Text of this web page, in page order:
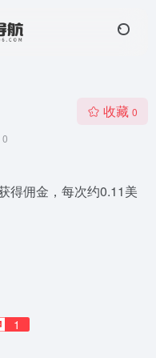
0
收藏 0
得佣金，每次约0.11美
1